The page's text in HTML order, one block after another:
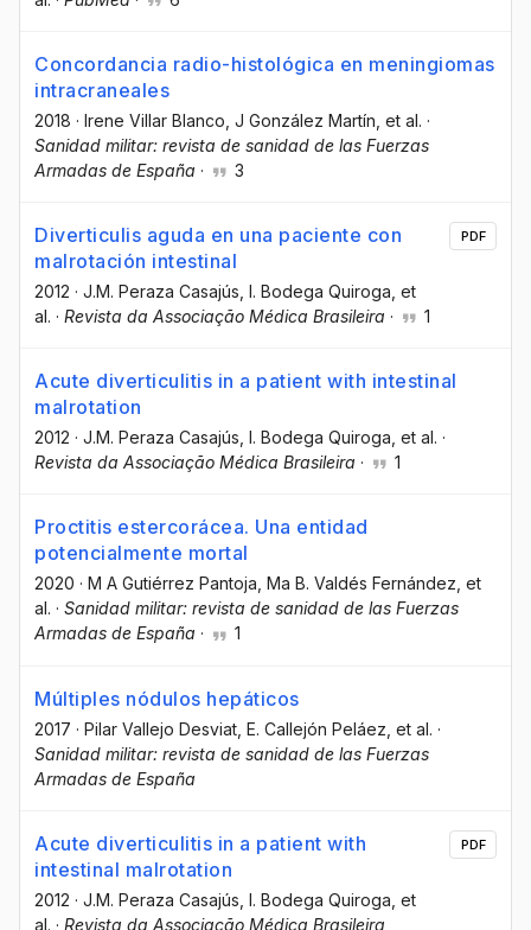
Concordancia radio-histológica en meningiomas
intracraneales
2018 · Irene Villar Blanco , J González Martín , et al. ·
Sanidad militar: revista de sanidad de las Fuerzas
Armadas de España · 3
Diverticulis aguda en una paciente con
malrotación intestinal
2012 · J.M. Peraza Casajús , I. Bodega Quiroga , et
al. · Revista da Associação Médica Brasileira · 1
PDF
Acute diverticulitis in a patient with intestinal
malrotation
2012 · J.M. Peraza Casajús , I. Bodega Quiroga , et al. ·
Revista da Associação Médica Brasileira · 1
Proctitis estercorácea. Una entidad
potencialmente mortal
2020 · M A Gutiérrez Pantoja , Ma B. Valdés Fernández , et
al. · Sanidad militar: revista de sanidad de las Fuerzas
Armadas de España · 1
Múltiples nódulos hepáticos
2017 · Pilar Vallejo Desviat , E. Callejón Peláez , et al. ·
Sanidad militar: revista de sanidad de las Fuerzas
Armadas de España
Acute diverticulitis in a patient with
intestinal malrotation
2012 · J.M. Peraza Casajús , I. Bodega Quiroga , et
al. · Revista da Associação Médica Brasileira
PDF